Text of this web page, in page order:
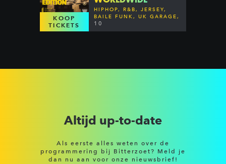
KOOP
TICKETS
HIPHOP, R&B, JERSEY,
BAILE FUNK, UK GARAGE,
DANCEHALL & MORE
10
Altijd up-to-date
Als eerste alles weten over de
programmering bij Bitterzoet? Meld je
dan nu aan voor onze nieuwsbrief!